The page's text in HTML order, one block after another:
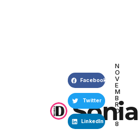
Sonia
Facebook
Twitter
LinkedIn
N
O
V
E
M
B
R
O
1
8